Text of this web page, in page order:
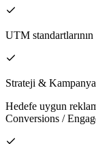
UTM
Strateji &
Hedefe uygun
Conversions /